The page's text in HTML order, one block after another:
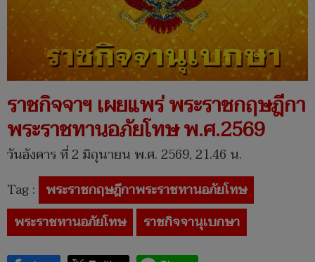
ราชกิจจาฯ เผยแพร่ พระราชกฤษฎีกา
พระราชทานอภัยโทษ พ.ศ.2569
วันอังคาร ที่ 2 มิถุนายน พ.ศ. 2569, 21.46 น.
Tag : พระราชกฤษฎีกาพระราชทานอภัยโทษ
พระราชทานอภัยโทษ
ราชกิจจานุเบกษา